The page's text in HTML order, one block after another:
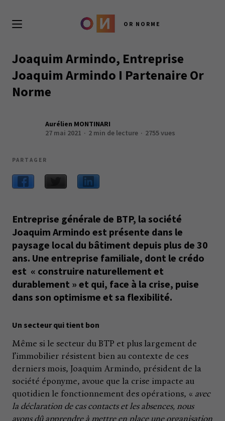
OR NORME
Joaquim Armindo, Entreprise
Joaquim Armindo I Partenaire Or
Norme
Aurélien MONTINARI
27 mai 2021
2 min de lecture 2755 vues
PARTAGER
Entreprise générale de BTP, la société
Joaquim Armindo est présente dans le
paysage local du bâtiment depuis plus de 30
ans. Une entreprise familiale, dont le crédo
est « construire naturellement et
durablement » et qui, face à la crise, puise
dans son optimisme et sa flexibilité.
Un secteur qui tient bon
Même si le secteur du BTP et plus largement de
l’immobilier résistent bien au contexte de ces
derniers mois, Joaquim Armindo, président de la
société éponyme, avoue que la crise impacte au
quotidien le fonctionnement des opérations, « avec
la déclaration de cas contacts et les absences, nous
avons dû apprendre à mettre en place une organisation